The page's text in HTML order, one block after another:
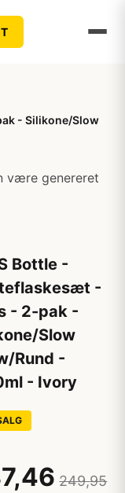
- Silikone/Slow
være genereret
Bottle -
-
- 2-pak -
Slow
Rund -
- Ivory
249,95